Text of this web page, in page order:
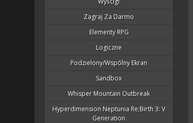
Zagraj Za Darmo
Elementy RPG
Logiczne
Podzielony/wspólny Ekran
Sandbox
Whisper Mountain Outbreak
Hyperdimension Neptunia Re;Birth 3: V
Generation